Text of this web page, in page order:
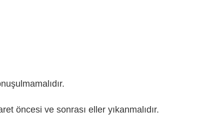
öncesi ve sonrası eller yıkanmalıdır.